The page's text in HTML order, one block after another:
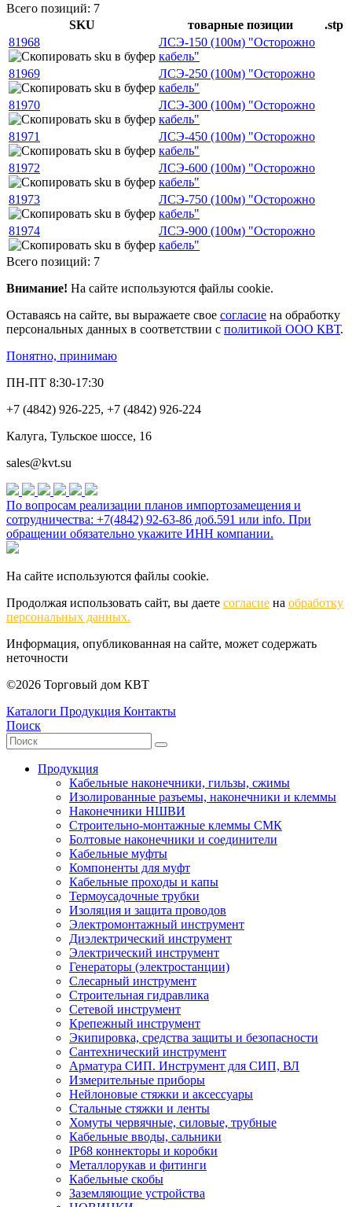
Всего позиций: 7
SKU
товарные позиции
.stp
81968
ЛСЭ-150 (100м) "Осторожно
кабель"
81969
ЛСЭ-250 (100м) "Осторожно
кабель"
81970
ЛСЭ-300 (100м) "Осторожно
кабель"
81971
ЛСЭ-450 (100м) "Осторожно
кабель"
81972
ЛСЭ-600 (100м) "Осторожно
кабель"
81973
ЛСЭ-750 (100м) "Осторожно
кабель"
81974
ЛСЭ-900 (100м) "Осторожно
кабель"
Всего позиций: 7
Внимание! На сайте используются файлы cookie.
Оставаясь на сайте, вы выражаете свое согласие на обработку
персональных данных в соответствии с политикой ООО КВТ.
Понятно, принимаю
ПН-ПТ 8:30-17:30
+7 (4842) 926-225, +7 (4842) 926-224
Калуга, Тульское шоссе, 16
sales@kvt.su
По вопросам реализации планов импортозамещения и
сотрудничества: +7(4842) 92-63-86 доб.591 или info. При
обращении обязательно укажите ИНН компании.
На сайте используются файлы cookie.
Продолжая использовать сайт, вы даете согласие на обработку
персональных данных.
Информация, опубликованная на сайте, может содержать
неточности
©2026 Торговый дом КВТ
Каталоги Продукция Контакты
Поиск
Продукция
Кабельные наконечники, гильзы, сжимы
Изолированные разъемы, наконечники и клеммы
Наконечники НШВИ
Строительно-монтажные клеммы СМК
Болтовые наконечники и соединители
Кабельные муфты
Компоненты для муфт
Кабельные проходы и капы
Термоусадочные трубки
Изоляция и защита проводов
Электромонтажный инструмент
Диэлектрический инструмент
Электрический инструмент
Генераторы (электростанции)
Слесарный инструмент
Строительная гидравлика
Сетевой инструмент
Крепежный инструмент
Экипировка, средства защиты и безопасности
Сантехнический инструмент
Арматура СИП. Инструмент для СИП, ВЛ
Измерительные приборы
Нейлоновые стяжки и аксессуары
Стальные стяжки и ленты
Хомуты червячные, силовые, трубные
Кабельные вводы, сальники
IP68 коннекторы и коробки
Металлорукав и фитинги
Кабельные скобы
Заземляющие устройства